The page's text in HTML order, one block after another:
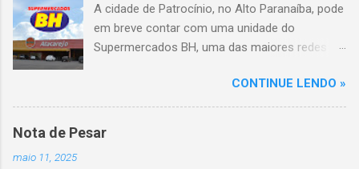
A cidade de Patrocínio, no Alto Paranaíba, pode
em breve contar com uma unidade do
Supermercados BH, uma das maiores redes do
o braço mineiro da rede Bretas por R$ 716
milhões, conforme anunciado na última sexta-
CONTINUE LENDO »
Nota de Pesar
maio 11, 2025